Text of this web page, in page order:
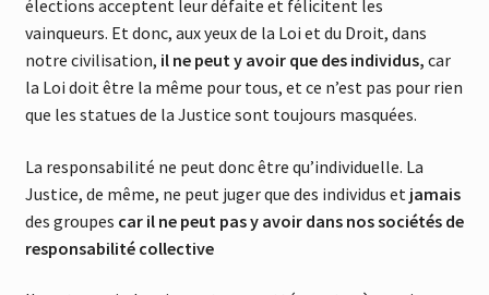
élections acceptent leur défaite et félicitent les
vainqueurs. Et donc, aux yeux de la Loi et du Droit, dans
notre civilisation, il ne peut y avoir que des individus, car
la Loi doit être la même pour tous, et ce n’est pas pour rien
que les statues de la Justice sont toujours masquées.
La responsabilité ne peut donc être qu’individuelle. La
Justice, de même, ne peut juger que des individus et jamais
des groupes car il ne peut pas y avoir dans nos sociétés de
responsabilité collective